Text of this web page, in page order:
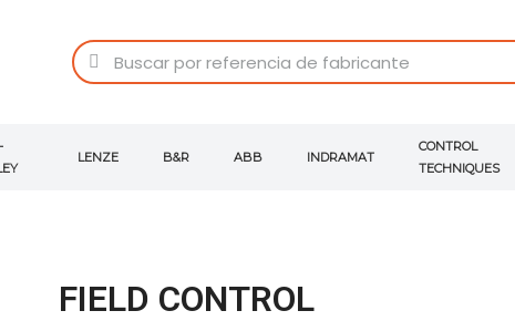
LENZE B&R ABB INDRAMAT
CONTROL
TECHNIQUES
FIELD CONTROL